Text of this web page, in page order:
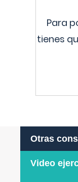
Para
tienes
Otras
Video